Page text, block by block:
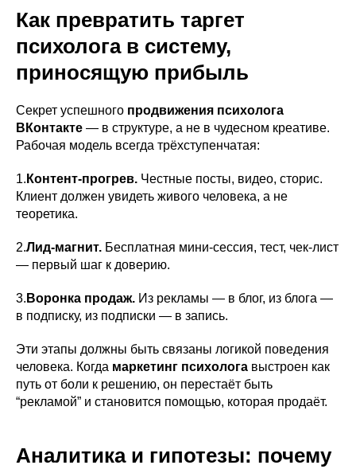
Как превратить таргет
психолога в систему,
приносящую прибыль
Секрет успешного продвижения психолога
ВКонтакте — в структуре, а не в чудесном креативе.
Рабочая модель всегда трёхступенчатая:
1. Контент-прогрев. Честные посты, видео, сторис.
Клиент должен увидеть живого человека, а не
теоретика.
2.Лид-магнит. Бесплатная мини-сессия, тест, чек-лист
— первый шаг к доверию.
3. Воронка продаж. Из рекламы — в блог, из блога —
в подписку, из подписки — в запись.
Эти этапы должны быть связаны логикой поведения
человека. Когда маркетинг психолога выстроен как
путь от боли к решению, он перестаёт быть
“рекламой” и становится помощью, которая продаёт.
Аналитика и гипотезы: почему